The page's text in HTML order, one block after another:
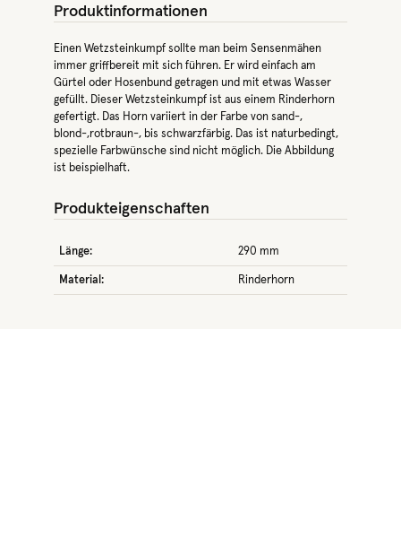
Produktinformationen
Einen Wetzsteinkumpf sollte man beim Sensenmähen
immer griffbereit mit sich führen. Er wird einfach am
Gürtel oder Hosenbund getragen und mit etwas Wasser
gefüllt. Dieser Wetzsteinkumpf ist aus einem Rinderhorn
gefertigt. Das Horn variiert in der Farbe von sand-,
blond-,rotbraun-, bis schwarzfärbig. Das ist naturbedingt,
spezielle Farbwünsche sind nicht möglich. Die Abbildung
ist beispielhaft.
Produkteigenschaften
Länge: 290 mm
Material: Rinderhorn